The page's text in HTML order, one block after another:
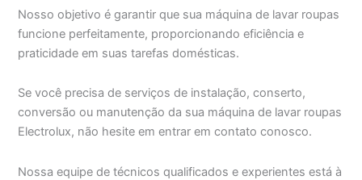
Nosso objetivo é garantir que sua máquina de lavar roupas
funcione perfeitamente, proporcionando eficiência e
praticidade em suas tarefas domésticas.
Se você precisa de serviços de instalação, conserto,
conversão ou manutenção da sua máquina de lavar roupas
Electrolux, não hesite em entrar em contato conosco.
Nossa equipe de técnicos qualificados e experientes está à